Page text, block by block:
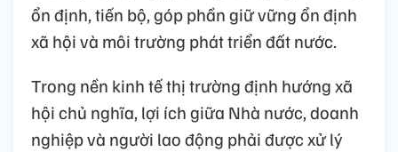
ổn định, tiến bộ, góp phần giữ vững ổn định
xã hội và môi trường phát triển đất nước.
Trong nền kinh tế thị trường định hướng xã
hội chủ nghĩa, lợi ích giữa Nhà nước, doanh
nghiệp và người lao động phải được xử lý